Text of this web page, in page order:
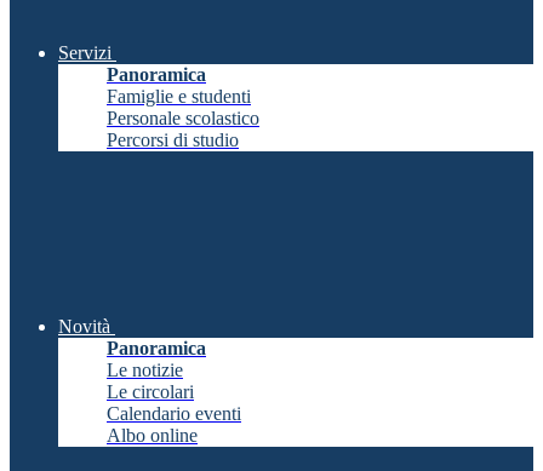
Servizi
Panoramica
Famiglie e studenti
Personale scolastico
Percorsi di studio
Novità
Panoramica
Le notizie
Le circolari
Calendario eventi
Albo online